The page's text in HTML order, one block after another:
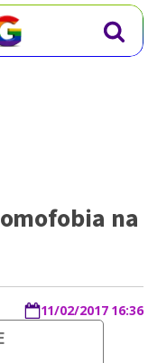
na
11/02/2017 16:36